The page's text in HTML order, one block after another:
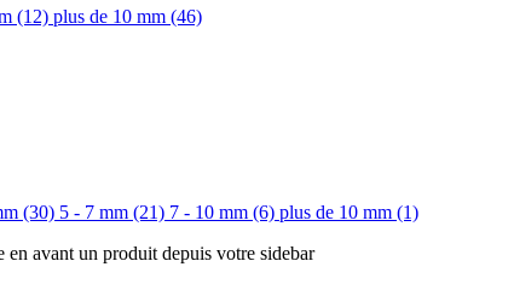
(12) plus de 10 mm (46)
(30) 5 - 7 mm (21) 7 - 10 mm (6) plus de 10 mm (1)
avant un produit depuis votre sidebar